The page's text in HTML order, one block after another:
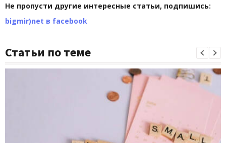
Не пропусти другие интересные статьи, подпишись:
bigmir)net в facebook
Статьи по теме